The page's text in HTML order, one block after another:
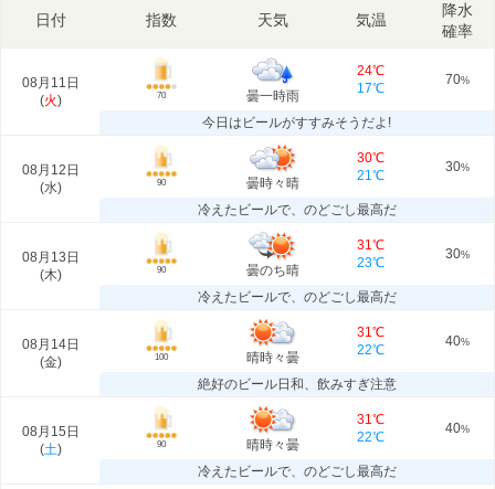
日付 指数 天気 気温
降水
確率
08月11日
(火) 70 曇一時雨
24℃
17℃
70%
今日はビールがすすみそうだよ!
08月12日
(水) 90 曇時々晴
30℃
21℃
30%
冷えたビールで、のどごし最高だ
08月13日
(木) 90 曇のち晴
31℃
23℃
30%
冷えたビールで、のどごし最高だ
08月14日
(金) 100 晴時々曇
31℃
22℃
40%
絶好のビール日和、飲みすぎ注意
08月15日
(土) 90 晴時々曇
31℃
22℃
40%
冷えたビールで、のどごし最高だ